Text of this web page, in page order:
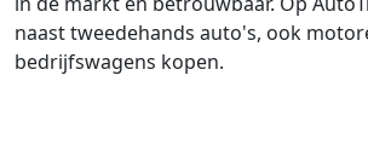
naast tweedehands auto's, ook
bedrijfswagens kopen.